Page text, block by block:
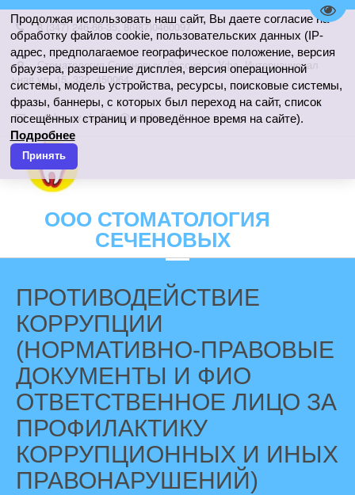
Продолжая использовать наш сайт, Вы даете согласие на
обработку файлов cookie, пользовательских данных (IP-
адрес, предполагаемое географическое положение, версия
браузера, разрешение дисплея, версия операционной
системы, модель устройства, ресурсы, поисковые системы,
фразы, баннеры, с которых был переход на сайт, список
посещённых страниц и проведённое время на сайте).
Подробнее
Принять
8 (347) 246-66-35,8(987)0460097
Стоматология Сеченовых,Россия,г. Уфа,Интернационал
ьная ул. 15, 332 450064
sechenov.vladimir@yandex.ru
ООО СТОМАТОЛОГИЯ
СЕЧЕНОВЫХ
ПРОТИВОДЕЙСТВИЕ
КОРРУПЦИИ
(НОРМАТИВНО-ПРАВОВЫЕ
ДОКУМЕНТЫ И ФИО
ОТВЕТСТВЕННОЕ ЛИЦО ЗА
ПРОФИЛАКТИКУ
КОРРУПЦИОННЫХ И ИНЫХ
ПРАВОНАРУШЕНИЙ)